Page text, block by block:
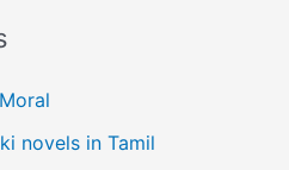
novels in Tamil